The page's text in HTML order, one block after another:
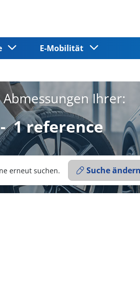
E-Mobilität
Ihrer:
- 1 reference
erneut suchen. Suche ändern